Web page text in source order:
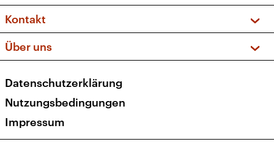
Kakadu – Das Kinderprogramm
Frequenzen (UKW + DAB+)
FAQ
Apps
Newsletter
Veranstaltungen
Kontakt
Social Media
Über uns
Presse
Karriere
Transparenz
Datenschutzerklärung
Nutzungsbedingungen
Impressum